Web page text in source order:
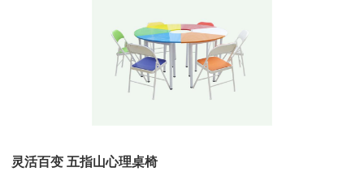
灵活百变 五指山心理桌椅